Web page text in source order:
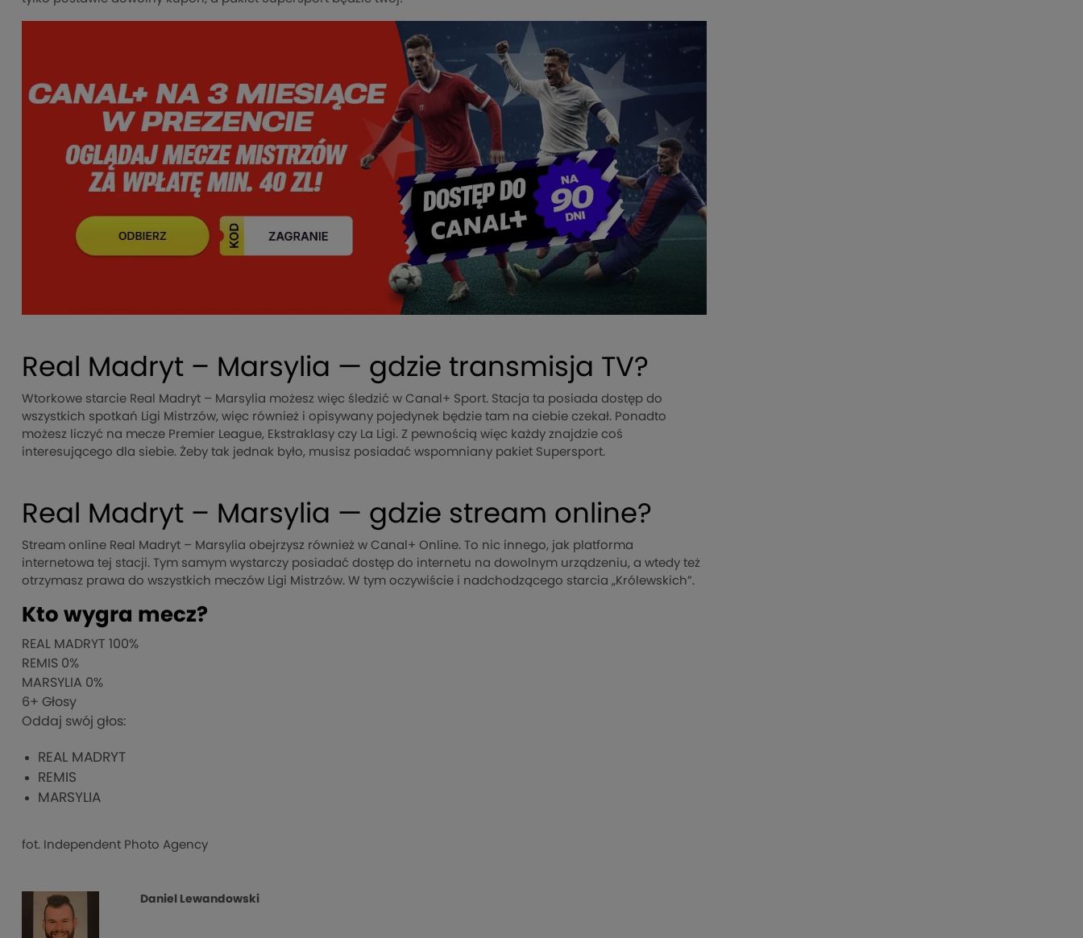
Real Madryt – Marsylia — gdzie transmisja TV?
Wtorkowe starcie Real Madryt – Marsylia możesz więc śledzić w Canal+ Sport. Stacja ta posiada dostęp do
wszystkich spotkań Ligi Mistrzów, więc również i opisywany pojedynek będzie tam na ciebie czekał. Ponadto
możesz liczyć na mecze Premier League, Ekstraklasy czy La Ligi. Z pewnością więc każdy znajdzie coś
interesującego dla siebie. Żeby tak jednak było, musisz posiadać wspomniany pakiet Supersport.
Real Madryt – Marsylia — gdzie stream online?
Stream online Real Madryt – Marsylia obejrzysz również w Canal+ Online. To nic innego, jak platforma
internetowa tej stacji. Tym samym wystarczy posiadać dostęp do internetu na dowolnym urządzeniu, a wtedy też
otrzymasz prawa do wszystkich meczów Ligi Mistrzów. W tym oczywiście i nadchodzącego starcia „Królewskich”.
Kto wygra mecz?
REAL MADRYT 100%
REMIS 0%
MARSYLIA 0%
6+ Głosy
Oddaj swój głos:
REAL MADRYT
REMIS
MARSYLIA
fot. Independent Photo Agency
Daniel Lewandowski